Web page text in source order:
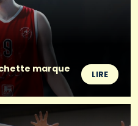
marque
LIRE